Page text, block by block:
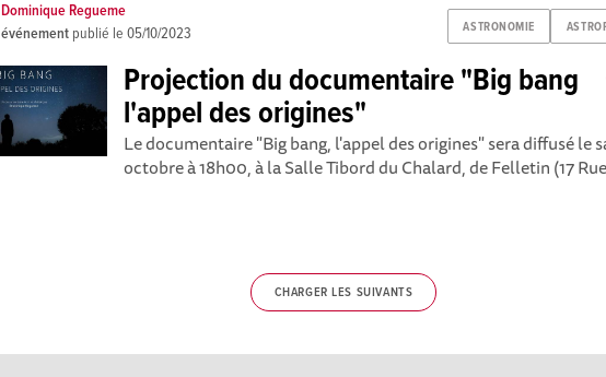
ASTRONOMIE
Dominique Regueme
événement publié le05/10/2023
Projection du documentaire "Big bang
l'appel des origines"
Le documentaire "Big bang, l'appel des origines" sera diffusé le
octobre à 18h00, à la Salle Tibord du Chalard, de Felletin (17
CHARGER LES SUIVANTS